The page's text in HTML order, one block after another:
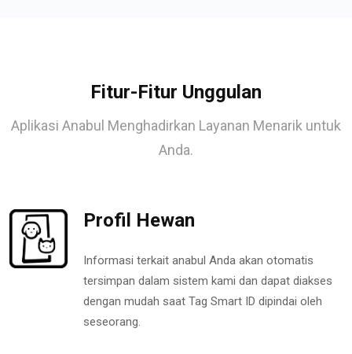
Fitur-Fitur Unggulan
Aplikasi Anabul Menghadirkan Layanan Menarik untuk
Anda.
Profil Hewan
Informasi terkait anabul Anda akan otomatis
tersimpan dalam sistem kami dan dapat diakses
dengan mudah saat Tag Smart ID dipindai oleh
seseorang.